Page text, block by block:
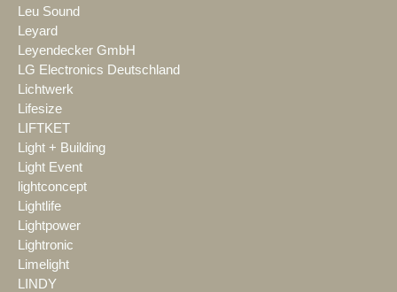
Leu Sound
Leyard
Leyendecker GmbH
LG Electronics Deutschland
Lichtwerk
Lifesize
LIFTKET
Light + Building
Light Event
lightconcept
Lightlife
Lightpower
Lightronic
Limelight
LINDY